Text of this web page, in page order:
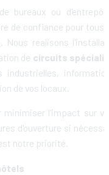
bureaux ou
de confiance pour tous
Nous réalisons
de circuits
industrielles,
de vos locaux.
minimiser l'impact sur
d'ouverture si
notre priorité.